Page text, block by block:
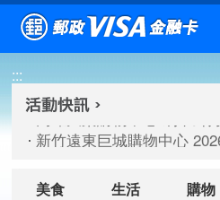
跳到主要內容區塊
:::
高雄大樂購物中心 刷卡郵
臺北三創生活 有點東西第
高雄大樂購物中心 刷卡郵
新竹遠東巨城購物中心
美食 生活 購物